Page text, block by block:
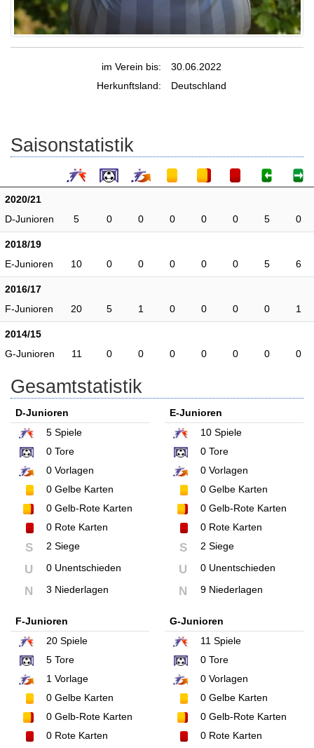
im Verein bis:
30.06.2022
Herkunftsland:
Deutschland
Saisonstatistik
2020/21
D-Junioren
5 0 0 0 0 0 5 0
2018/19
E-Junioren
10 0 0 0 0 0 5 6
2016/17
F-Junioren
20 5 1 0 0 0 0 1
2014/15
G-Junioren
11 0 0 0 0 0 0 0
Gesamtstatistik
D-Junioren
5 Spiele
0 Tore
0 Vorlagen
0 Gelbe Karten
0 Gelb-Rote Karten
0 Rote Karten
S 2 Siege
U 0 Unentschieden
N 3 Niederlagen
E-Junioren
10Spiele
0Tore
0Vorlagen
0Gelbe Karten
0Gelb-Rote Karten
0Rote Karten
S 2 Siege
U 0 Unentschieden
N 9 Niederlagen
F-Junioren
20 Spiele
5 Tore
1 Vorlage
0 Gelbe Karten
0 Gelb-Rote Karten
0 Rote Karten
G-Junioren
11Spiele
0Tore
0Vorlagen
0Gelbe Karten
0Gelb-Rote Karten
0Rote Karten